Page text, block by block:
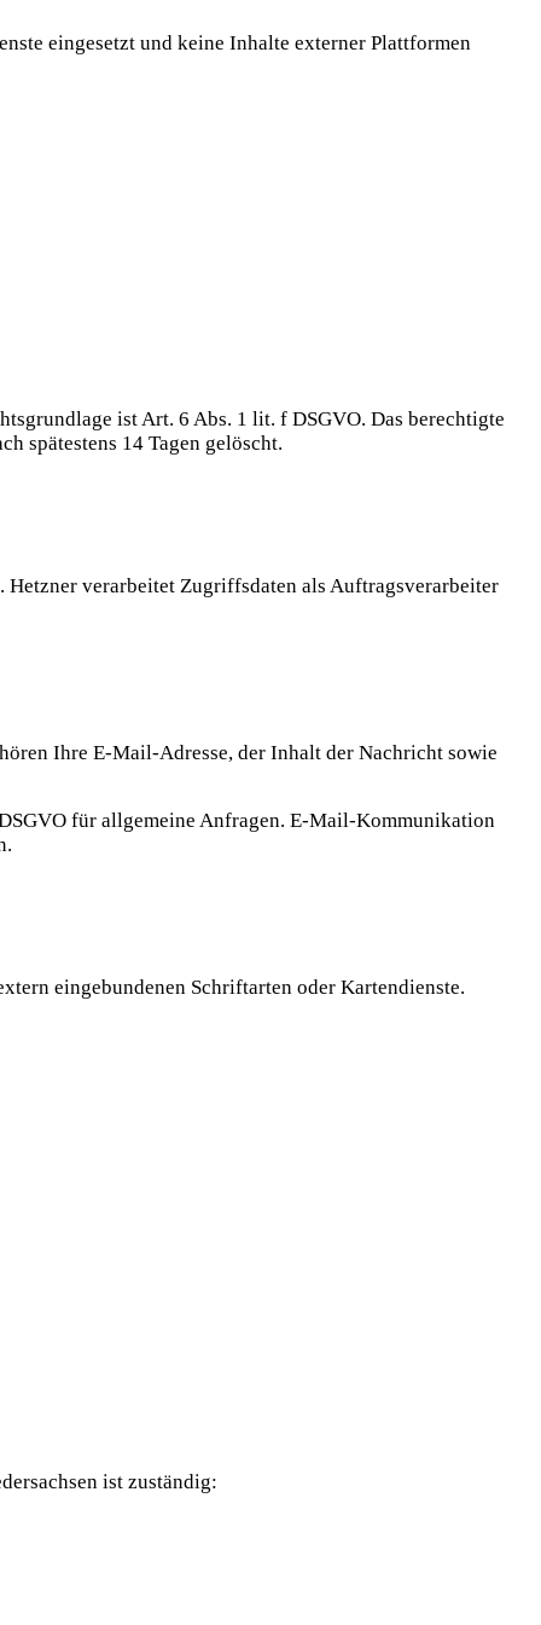
eingesetzt und keine Inhalte externer Plattformen
ist Art. 6 Abs. 1 lit. f DSGVO. Das berechtigte
spätestens 14 Tagen gelöscht.
Hetzner verarbeitet Zugriffsdaten als Auftragsverarbeiter
Ihre E-Mail-Adresse, der Inhalt der Nachricht sowie
für allgemeine Anfragen. E-Mail-Kommunikation
eingebundenen Schriftarten oder Kartendienste.
ist zuständig: